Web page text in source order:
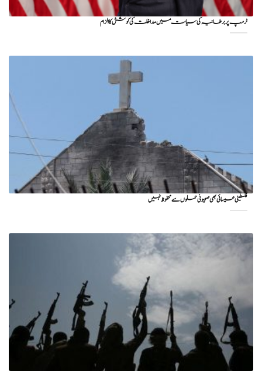
ٹرمپ پر برطانیہ کی سیاست میں مداخلت کی کوشش کا الزام
فلسطینی عیسائی بھی صہیونی حملوں سے محفوظ نہیں